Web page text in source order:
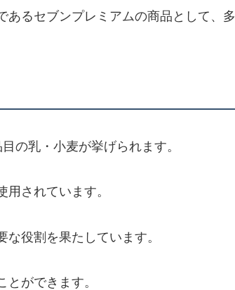
あるセブンプレミアムの商品として、多
の乳・小麦が挙げられます。
されています。
役割を果たしています。
ができます。